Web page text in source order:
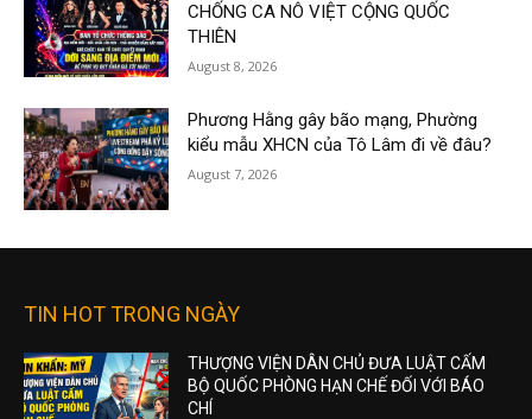
CHỐNG CA NÔ VIỆT CỘNG QUỐC
THIÊN
August 8, 2026
Phương Hằng gây bão mạng, Phường
kiểu mẫu XHCN của Tô Lâm đi về đâu?
August 7, 2026
TIN HOT TRONG NGÀY
THƯỢNG VIỆN DÂN CHỦ ĐƯA LUẬT CẤM
BỘ QUỐC PHÒNG HẠN CHẾ ĐỐI VỚI BÁO
CHÍ